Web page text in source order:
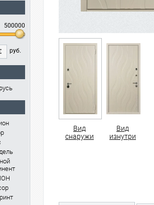
500000
руб.
Вид
снаружи
Вид
изнутри